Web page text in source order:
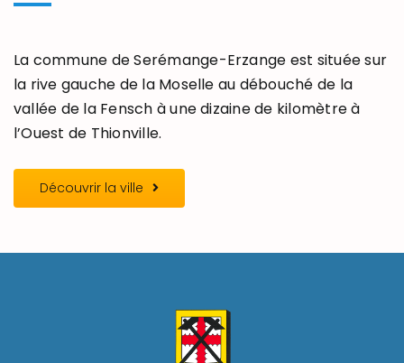
La commune de Serémange-Erzange est située sur
la rive gauche de la Moselle au débouché de la
vallée de la Fensch à une dizaine de kilomètre à
l’Ouest de Thionville.
Découvrir la ville